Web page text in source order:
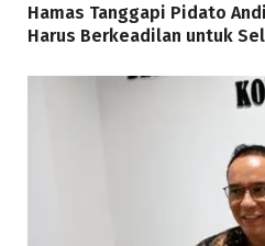
Hamas Tanggapi Pidato
Harus Berkeadilan untuk